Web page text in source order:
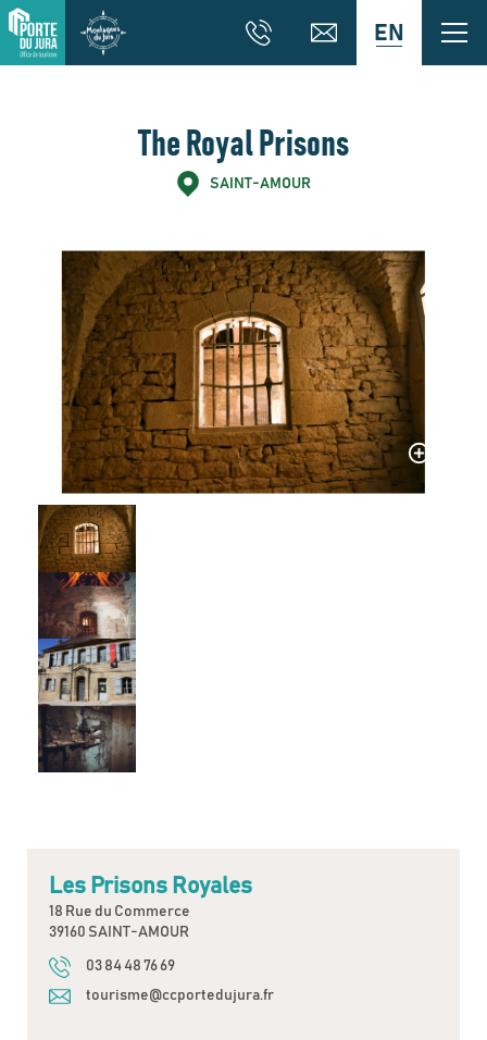
EN
The Royal Prisons
SAINT-AMOUR
Les Prisons Royales
18 Rue du Commerce
39160 SAINT-AMOUR
03 84 48 76 69
tourisme@ccportedujura.fr